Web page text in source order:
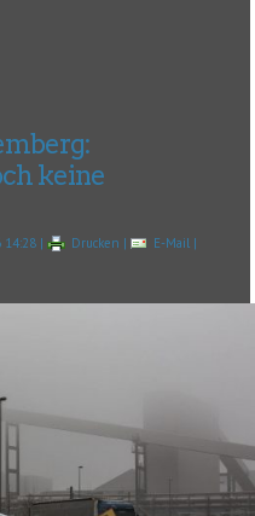
keine
14:28 | Drucken | E-Mail |